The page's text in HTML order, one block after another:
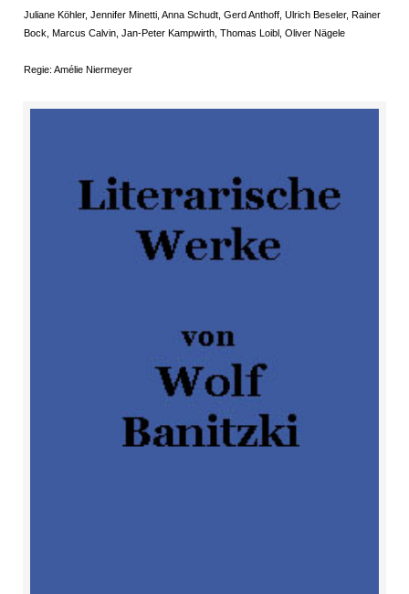
Juliane Köhler, Jennifer Minetti, Anna Schudt, Gerd Anthoff, Ulrich Beseler, Rainer
Bock, Marcus Calvin, Jan-Peter Kampwirth, Thomas Loibl, Oliver Nägele
Regie: Amélie Niermeyer